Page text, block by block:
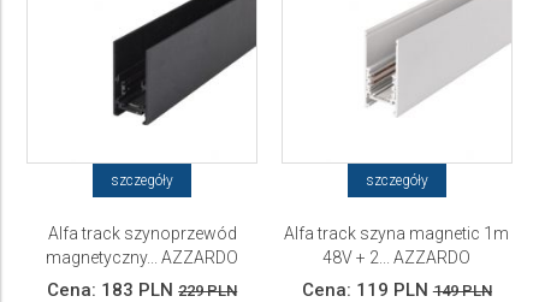
szczegóły
Alfa track szynoprzewód
magnetyczny... AZZARDO
Cena: 183 PLN 229 PLN
szczegóły
Alfa track szyna magnetic 1m
48V + 2... AZZARDO
Cena: 119 PLN 149 PLN